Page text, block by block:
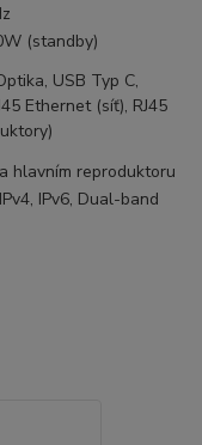
(standby)
USB Typ C,
Ethernet (síť), RJ45
hlavním reproduktoru
IPv6, Dual-band